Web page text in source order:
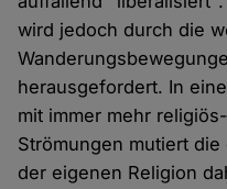
wird jedoch durch die
herausgefordert. In
mit immer mehr
Strömungen mutiert
der eigenen Religion